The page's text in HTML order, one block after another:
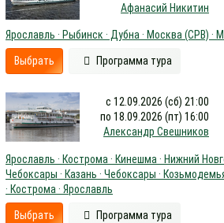
Афанасий Никитин
Ярославль · Рыбинск · Дубна · Москва (СРВ) ·
Выбрать Программа тура
с 12.09.2026 (сб) 21:00
по 18.09.2026 (пт) 16:00
Александр Свешников
Ярославль · Кострома · Кинешма · Нижний
Чебоксары · Казань · Чебоксары ·
· Кострома · Ярославль
Выбрать Программа тура